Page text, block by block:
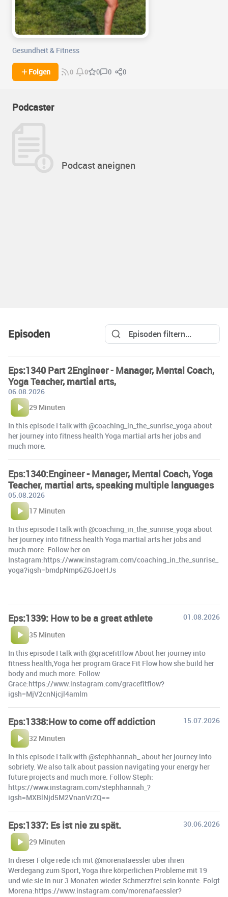
Gesundheit & Fitness
Folgen 0 0 0 0 0
Podcaster
Podcast aneignen
Episoden
Eps:1340 Part 2Engineer - Manager, Mental Coach,
Yoga Teacher, martial arts,
06.08.2026
29 Minuten
In this episode I talk with @coaching_in_the_sunrise_yoga about
her journey into fitness health Yoga martial arts her jobs and
much more.
Eps:1340:Engineer - Manager, Mental Coach, Yoga
Teacher, martial arts, speaking multiple languages
05.08.2026
17 Minuten
In this episode I talk with @coaching_in_the_sunrise_yoga about
her journey into fitness health Yoga martial arts her jobs and
much more. Follow her on
Instagram:https://www.instagram.com/coaching_in_the_sunrise_
yoga?igsh=bmdpNmp6ZGJoeHJs
Eps:1339: How to be a great athlete
01.08.2026
35 Minuten
In this episode I talk with @gracefitflow About her journey into
fitness health,Yoga her program Grace Fit Flow how she build her
body and much more. Follow
Grace:https://www.instagram.com/gracefitflow?
igsh=MjV2cnNjcjl4amlm
Eps:1338:How to come off addiction
15.07.2026
32 Minuten
In this episode I talk with @stephhannah_ about her journey into
sobriety. We also talk about passion navigating your energy her
future projects and much more. Follow Steph:
https://www.instagram.com/stephhannah_?
igsh=MXBlNjd5M2VnanVrZQ==
Eps:1337: Es ist nie zu spät.
30.06.2026
29 Minuten
In dieser Folge rede ich mit @morenafaessler über ihren
Werdegang zum Sport, Yoga ihre körperlichen Probleme mit 19
und wie sie in nur 3 Monaten wieder Schmerzfrei sein konnte. Folgt
Morena:https://www.instagram.com/morenafaessler?